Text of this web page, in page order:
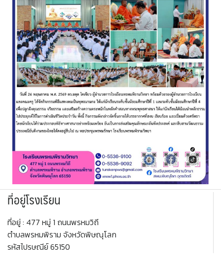
ที่อยู่โรงเรียน
ที่อยู่ : 477 หมู่ 1 ถนนพรหมวิถี
ตำบลพรหมพิราม จังหวัดพิษณุโลก
รหัสไปรษณีย์ 65150